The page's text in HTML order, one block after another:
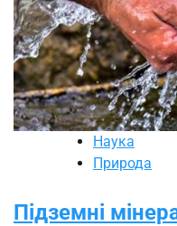
Наука
Природа
Підземні